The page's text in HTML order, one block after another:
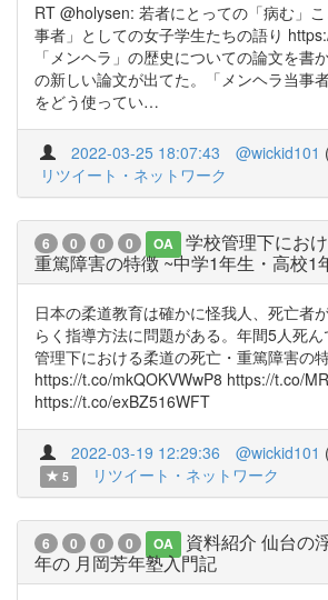
RT @holysen: 若者にとっての「病む」こ
事者」としての女子学生たちの語り
「メンヘラ」の歴史についての論文を書
の新しい論文が出てた。「メンヘラ当事
をどう使ってい…
2022-03-25 18:07:43 @wickid101 (
リツイート・ネットワーク
6 0 0 0 OA
学校管理下にお
重篤障害の特徴 ~中学1年生・高校1
日本の柔道教育は確かに怪我人、死亡者
らく指導方法に問題がある。年間5人死
管理下における柔道の死亡・重篤障害の
https://t.co/mkQOKVWwP8 https://t.co/
https://t.co/exBZ516WFT
2022-03-19 12:29:36 @wickid101 (
5
リツイート・ネットワーク
6 0 0 0 OA
資料紹介 仙台の
年の 月岡芳年塾入門記